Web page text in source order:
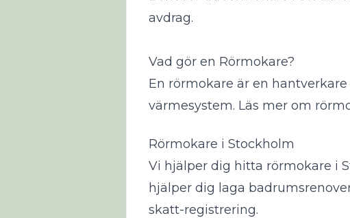
avdrag.
Vad gör en Rörmokare?
En rörmokare är en
värmesystem. Läs mer om
Rörmokare i Stockholm
Vi hjälper dig hitta rörmokare i
hjälper dig laga
skatt-registrering.